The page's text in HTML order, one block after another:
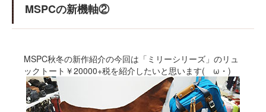
MSPCの新機軸②
MSPC秋冬の新作紹介の今回は「ミリーシリーズ」のリュ
ックトート￥20000+税を紹介したいと思います(ゝω・)